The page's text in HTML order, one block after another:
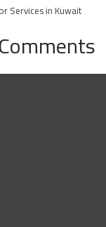
Services in Kuwait